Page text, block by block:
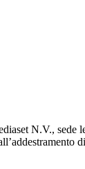
N.V., sede